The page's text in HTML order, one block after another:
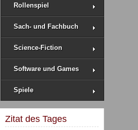
Rollenspiel
Sach- und Fachbuch
Science-Fiction
Software und Games
Spiele
Zitat des Tages